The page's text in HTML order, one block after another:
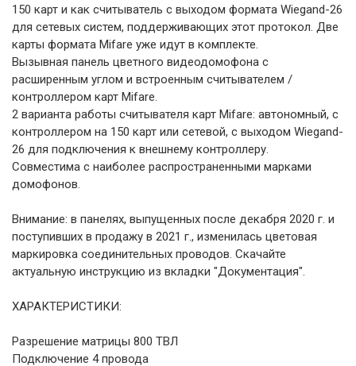
150 карт и как считыватель с выходом формата Wiegand-26
для сетевых систем, поддерживающих этот протокол. Две
карты формата Mifare уже идут в комплекте.
Вызывная панель цветного видеодомофона c
расширенным углом и встроенным считывателем /
контроллером карт Mifare.
2 варианта работы считывателя карт Mifare: автономный, с
контроллером на 150 карт или сетевой, с выходом Wiegand-
26 для подключения к внешнему контроллеру.
Совместима с наиболее распространенными марками
домофонов.
Внимание: в панелях, выпущенных после декабря 2020 г. и
поступивших в продажу в 2021 г., изменилась цветовая
маркировка соединительных проводов. Скачайте
актуальную инструкцию из вкладки "Документация".
ХАРАКТЕРИСТИКИ:
Разрешение матрицы 800 ТВЛ
Подключение 4 провода